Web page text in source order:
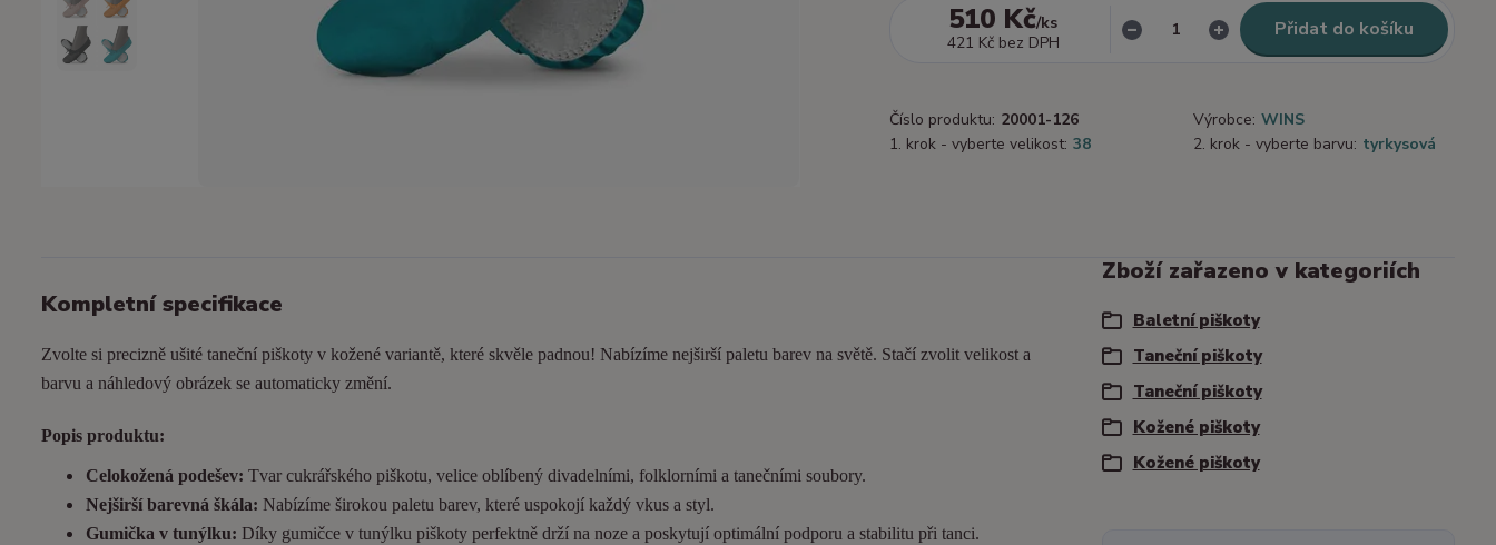
510 Kč/ks
421 Kč bez DPH
Přidat do košíku
Číslo produktu: 20001-126 Výrobce: WINS
1. krok - vyberte velikost: 38 2. krok - vyberte barvu: tyrkysová
Kompletní specifikace
Zvolte si precizně ušité taneční piškoty v kožené variantě, které skvěle padnou! Nabízíme nejširší paletu barev na světě. Stačí zvolit velikost a
barvu a náhledový obrázek se automaticky změní.
Popis produktu:
Celokožená podešev: Tvar cukrářského piškotu, velice oblíbený divadelními, folklorními a tanečními soubory.
Nejširší barevná škála: Nabízíme širokou paletu barev, které uspokojí každý vkus a styl.
Gumička v tunýlku: Díky gumičce v tunýlku piškoty perfektně drží na noze a poskytují optimální podporu a stabilitu při tanci.
Zboží zařazeno v kategoriích
Baletní piškoty
Taneční piškoty
Taneční piškoty
Kožené piškoty
Kožené piškoty